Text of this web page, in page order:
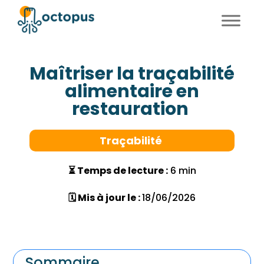
Maîtriser la traçabilité
alimentaire en
restauration
Traçabilité
⏳ Temps de lecture :6 min
🗓 Mis à jour le :18/06/2026